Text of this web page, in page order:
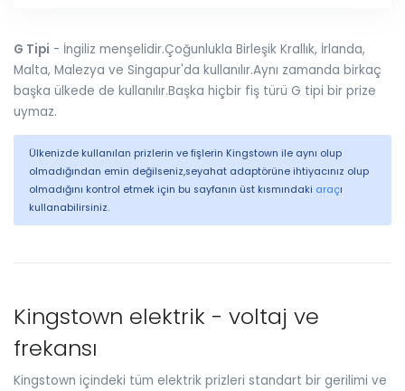
G Tipi - İngiliz menşelidir.Çoğunlukla Birleşik Krallık, İrlanda,
Malta, Malezya ve Singapur'da kullanılır.Aynı zamanda birkaç
başka ülkede de kullanılır.Başka hiçbir fiş türü G tipi bir prize
uymaz.
Ülkenizde kullanılan prizlerin ve fişlerin Kingstown ile aynı olup
olmadığından emin değilseniz,seyahat adaptörüne ihtiyacınız olup
olmadığını kontrol etmek için bu sayfanın üst kısmındaki araçı
kullanabilirsiniz.
Kingstown elektrik - voltaj ve
frekansı
Kingstown içindeki tüm elektrik prizleri standart bir gerilimi ve